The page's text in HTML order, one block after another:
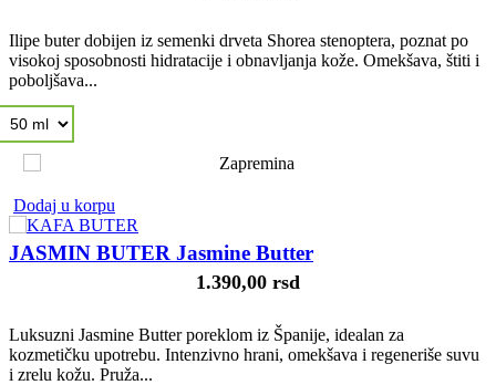
Ilipe buter dobijen iz semenki drveta Shorea stenoptera, poznat po
visokoj sposobnosti hidratacije i obnavljanja kože. Omekšava, štiti i
poboljšava...
Dodaj u korpu
JASMIN BUTER Jasmine Butter
1.390,00 rsd
Luksuzni Jasmine Butter poreklom iz Španije, idealan za
kozmetičku upotrebu. Intenzivno hrani, omekšava i regeneriše suvu
i zrelu kožu. Pruža...